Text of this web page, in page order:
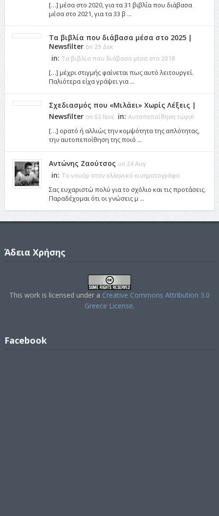
[…] μέσα στο 2020, για τα 31 βιβλία που διάβασα
μέσα στο 2021, για τα 33 β ...
Τα βιβλία που διάβασα μέσα στο 2025 |
Newsfilter on 29 Δεκ
in: Τα βιβλία που διάβασα μέσα στο 2018
[…] μέχρι στιγμής φαίνεται πως αυτό λειτουργεί.
Παλιότερα είχα γράψει για ...
Σχεδιασμός που «Μιλάει» Χωρίς Λέξεις |
Newsfilter on 03 Νοέ in: Αυτοπεποίθηση τώρα!
[…] ορατό ή αλλιώς την κομψότητα της απλότητας,
την αυτοπεποίθηση της ποιό ...
Αντώνης Ζαούτσος on 24 Αυγ
in: Το νουάρ στον ελληνικό κινηματογράφο
Σας ευχαριστώ πολύ για το σχόλιο και τις προτάσεις.
Παραδέχομαι ότι οι γνώσεις μ ...
Άδεια Χρήσης
This work is licensed under a Creative Commons Attribution 3.0
Greece License.
Facebook